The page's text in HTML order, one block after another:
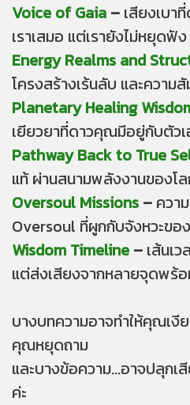
Voice of Gaia – เสียงเบ
เราเสมอ แต่เรายังไม่หยุดฟัง
Energy Realms and
โครงสร้างเร้นลับ และความ
Planetary Healing
เยียวยาที่ดาวคุณมีอยู่กับตัวเ
Pathway Back to True
แท้ ผ่านสนามพลังงานของโ
Oversoul Missions – ควา
Oversoul ที่ผูกกับจังหวะขอ
Wisdom Timeline – เส้นเ
แต่ส่งเสียงจากหลายจุดพร้
บางบทความอาจทำให้คุณเงี
คุณหยุดถาม
และบางข้อความ...อาจปลุก
ค่ะ